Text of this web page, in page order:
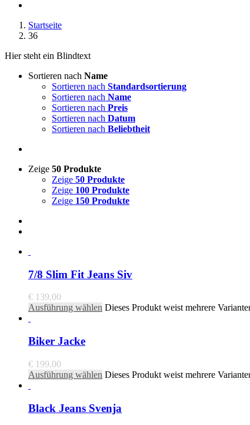
Startseite
36
Hier steht ein Blindtext
Sortieren nach Name
Sortieren nach Standardsortierung
Sortieren nach Name
Sortieren nach Preis
Sortieren nach Datum
Sortieren nach Beliebtheit
Zeige 50 Produkte
Zeige 50 Produkte
Zeige 100 Produkte
Zeige 150 Produkte
7/8 Slim Fit Jeans Siv
€ 139,00
Ausführung wählen Dieses Produkt weist mehrere
Biker Jacke
€ 199,00
Ausführung wählen Dieses Produkt weist mehrere
Black Jeans Svenja